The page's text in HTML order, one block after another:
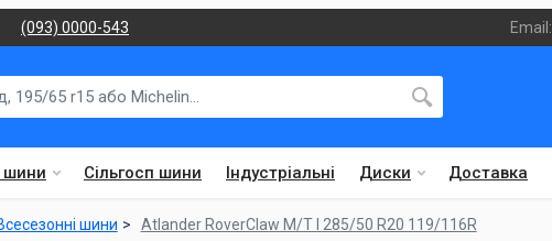
(093) 0000-543 Email:
шини Сільгосп шини Індустріальні Диски Доставка
шини Atlander RoverClaw M/T I 285/50 R20 119/116R